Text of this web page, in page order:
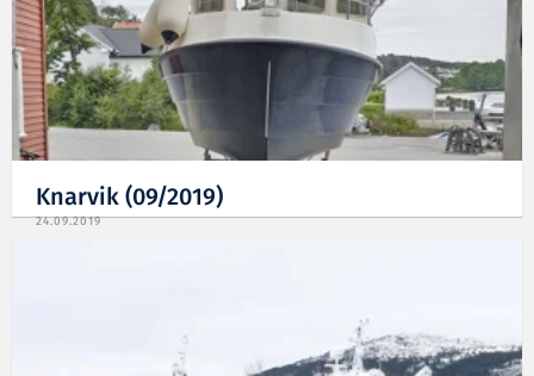
Knarvik (09/2019)
24.09.2019